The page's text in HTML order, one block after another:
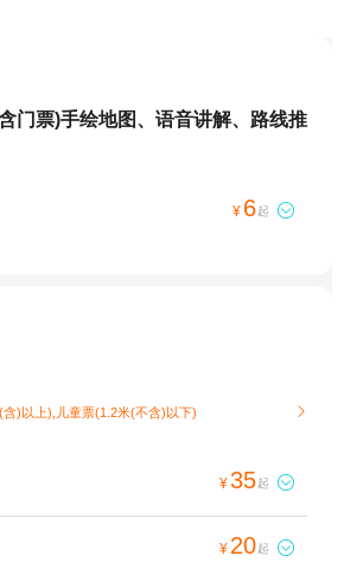
门票)手绘地图、语音讲解、路线推
¥ 6起 
)以上),儿童票(1.2米(不含)以下) 
¥35起 
¥ 20起 